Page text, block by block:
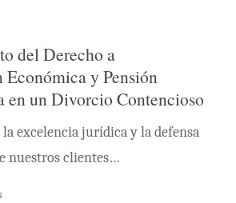
del Derecho a
Económica y Pensión
en un Divorcio Contencioso
la excelencia jurídica y la defensa
nuestros clientes…